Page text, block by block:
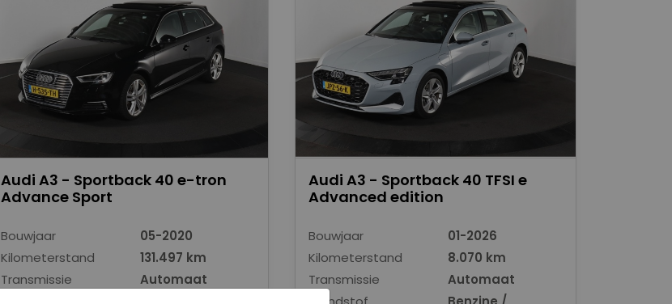
Audi A3 - Sportback 40 e-tron
Advance Sport
Bouwjaar
05-2020
Kilometerstand
131.497 km
Transmissie
Automaat
Audi A3 - Sportback 40 TFSI e
Advanced edition
Bouwjaar
01-2026
Kilometerstand
8.070 km
Transmissie
Automaat